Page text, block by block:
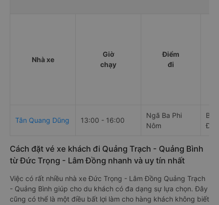
Nhà xe
Giờ
chạy
Điểm
đi
Tân Quang Dũng 13:00 - 16:00
Ngã Ba Phi
Nôm
Đồn
Cách đặt vé xe khách đi Quảng Trạch - Quảng Bình
từ Đức Trọng - Lâm Đồng nhanh và uy tín nhất
Việc có rất nhiều nhà xe Đức Trọng - Lâm Đồng Quảng Trạch
- Quảng Bình giúp cho du khách có đa dạng sự lựa chọn. Đây
cũng có thể là một điều bất lợi làm cho hàng khách không biết